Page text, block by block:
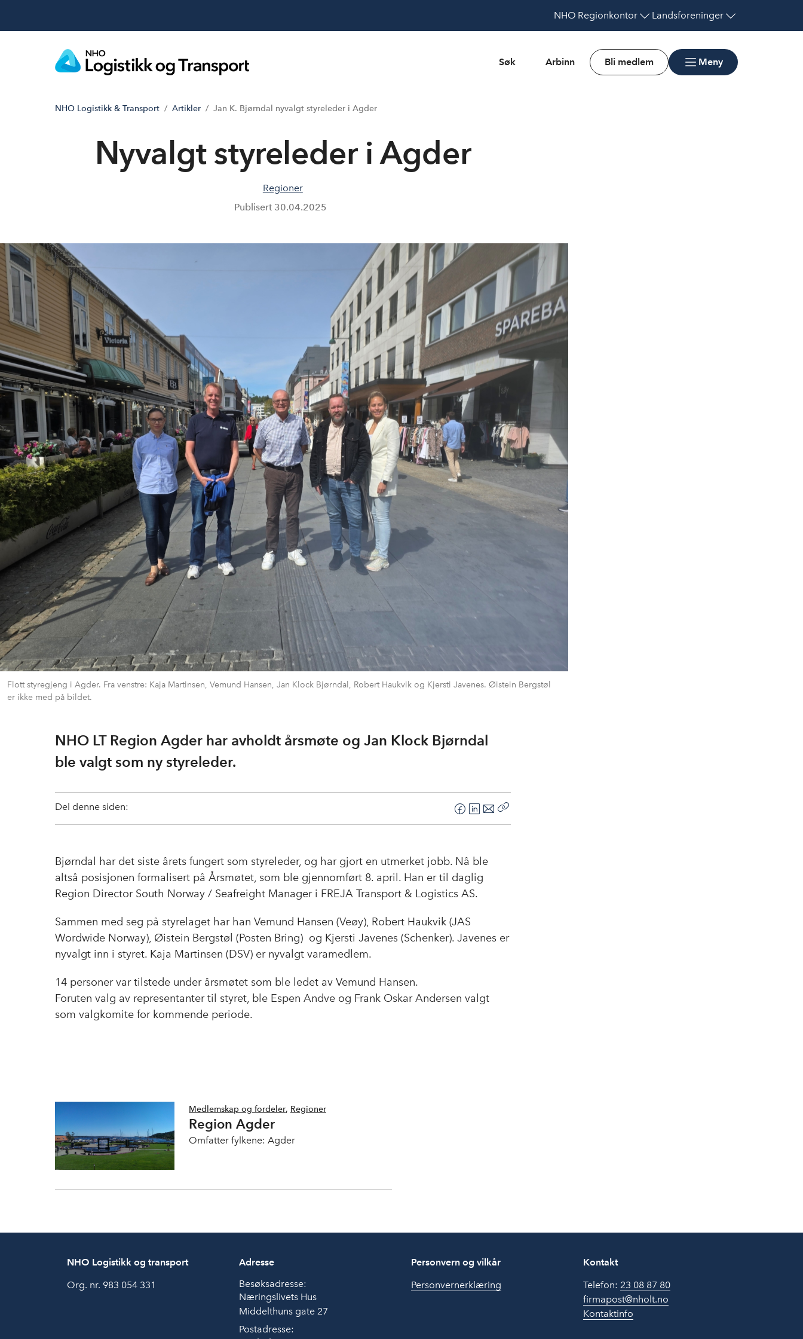
NHO Regionkontor Landsforeninger
Søk Arbinn Bli medlem Meny
NHO Logistikk & Transport Artikler Jan K. Bjørndal nyvalgt styreleder i Agder
Nyvalgt styreleder i Agder
Regioner
Publisert 30.04.2025
Flott styregjeng i Agder. Fra venstre: Kaja Martinsen, Vemund Hansen, Jan Klock Bjørndal, Robert Haukvik og Kjersti Javenes. Øistein Bergstøl
er ikke med på bildet.
NHO LT Region Agder har avholdt årsmøte og Jan Klock Bjørndal
ble valgt som ny styreleder.
Del denne siden:
F
e
b
o
k
L
k
e
d
I
n
E
o
t
Bjørndal har det siste årets fungert som styreleder, og har gjort en utmerket jobb. Nå ble
altså posisjonen formalisert på Årsmøtet, som ble gjennomført 8. april. Han er til daglig
Region Director South Norway / Seafreight Manager i FREJA Transport & Logistics AS.
Sammen med seg på styrelaget har han Vemund Hansen (Veøy), Robert Haukvik (JAS
Wordwide Norway), Øistein Bergstøl (Posten Bring) og Kjersti Javenes (Schenker). Javenes er
nyvalgt inn i styret. Kaja Martinsen (DSV) er nyvalgt varamedlem.
14 personer var tilstede under årsmøtet som ble ledet av Vemund Hansen.
Foruten valg av representanter til styret, ble Espen Andve og Frank Oskar Andersen valgt
som valgkomite for kommende periode.
Medlemskap og fordeler, Regioner
Region Agder
Omfatter fylkene: Agder
NHO Logistikk og transport
Org. nr. 983 054 331
Adresse
Besøksadresse:
Næringslivets Hus
Middelthuns gate 27
Postadresse:
Personvern og vilkår
Personvernerklæring
Kontakt
Telefon: 23 08 87 80
firmapost@nholt.no
Kontaktinfo